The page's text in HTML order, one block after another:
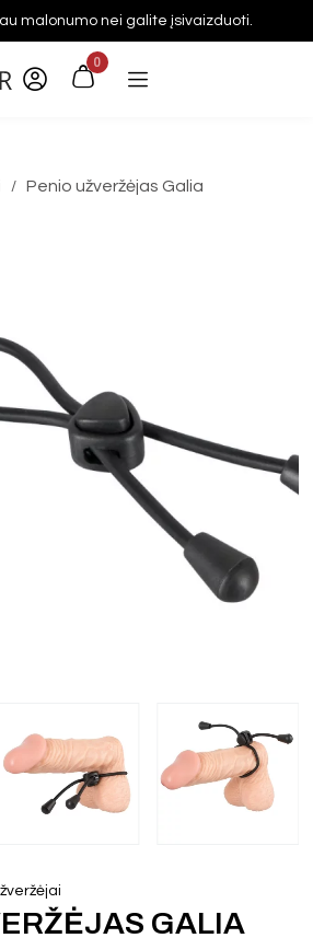
malonumo nei galite įsivaizduoti.
0
/ Penio užveržėjas Galia
GALIA